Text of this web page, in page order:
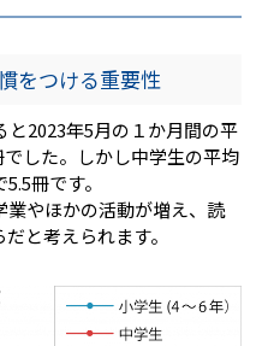
をつける重要性
と2023年5月の１か月間の平
した。しかし中学生の平均
冊です。
業やほかの活動が増え、読
と考えられます。